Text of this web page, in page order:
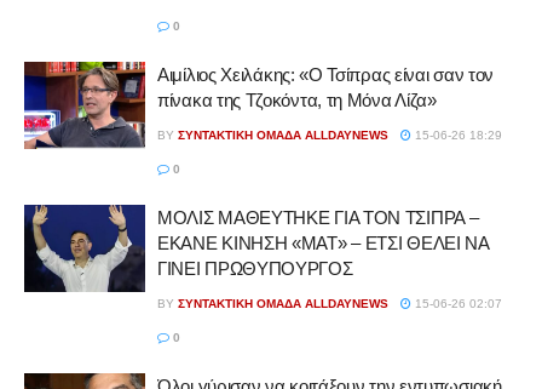
0
Αιμίλιος Χειλάκης: «Ο Τσίπρας είναι σαν τον
πίνακα της Τζοκόντα, τη Μόνα Λίζα»
BY ΣΥΝΤΑΚΤΙΚΉ ΟΜΆΔΑ ALLDAYNEWS 15-06-26 18:29
0
ΜΟΛΙΣ ΜΑΘΕΥΤΗΚΕ ΓΙΑ ΤΟΝ ΤΣΙΠΡΑ –
ΕΚΑΝΕ ΚΙΝΗΣΗ «ΜΑΤ» – ΕΤΣΙ ΘΕΛΕΙ ΝΑ
ΓΙΝΕΙ ΠΡΩΘΥΠΟΥΡΓΟΣ
BY ΣΥΝΤΑΚΤΙΚΉ ΟΜΆΔΑ ALLDAYNEWS 15-06-26 02:07
0